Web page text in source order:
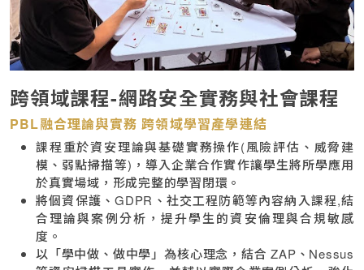
跨領域課程-網路安全實務與社會課程
PBL融合理論與實務 跨領域學習產學連結
課程重於資安理論與基礎實務操作(風險評估、威脅建
模、弱點掃描等)，導入企業合作實作讓學生將所學應用
於真實場域，形成完整的學習閉環。
將個資保護、GDPR、社交工程防範等內容納入課程,結
合理論與案例分析，提升學生的資安倫理與合規敏感
度。
以「學中做、做中學」為核心理念，結合 ZAP、Nessus